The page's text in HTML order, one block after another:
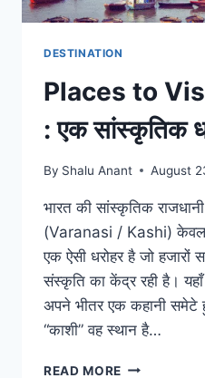
DESTINATION
Places to
: एक सांस्कृतिक
By Shalu Anant August
भारत की सांस्कृतिक
(Varanasi / Kashi) केवल
एक ऐसी धरोहर है जो हजारों
संस्कृति का केंद्र रही है।
अपने भीतर एक कहानी समेटे
“काशी” वह स्थान है…
READ MORE